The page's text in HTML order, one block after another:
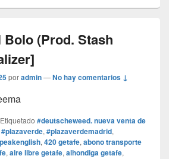
Bolo (Prod. Stash
poradmin—No hay comentarios ↓
Etiquetado #deutscheweed. nueva venta de
#plazaverde, #plazaverdemadrid,
, 420 getafe, abono transporte
, aire libre getafe, alhondiga getafe,